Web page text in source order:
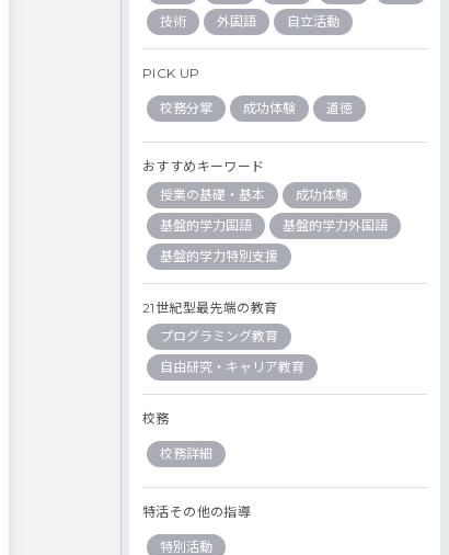
技術
外国語 自立活動
PICK UP
校務分掌 成功体験 道徳
おすすめキーワード
授業の基礎・基本
成功体験
基盤的学力国語
基盤的学力外国語
基盤的学力特別支援
21世紀型最先端の教育
プログラミング教育
自由研究・キャリア教育
校務
校務詳細
特活その他の指導
特別活動